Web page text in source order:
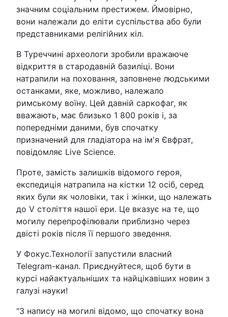
значним соціальним престижем. Ймовірно,
вони належали до еліти суспільства або були
представниками релігійних кіл.
В Туреччині археологи зробили вражаюче
відкриття в стародавній базиліці. Вони
натрапили на поховання, заповнене людськими
останками, яке, можливо, належало
римському воїну. Цей давній саркофаг, як
вважають, має близько 1 800 років і, за
попередніми даними, був спочатку
призначений для гладіатора на ім'я Євфрат,
повідомляє Live Science.
Проте, замість залишків відомого героя,
експедиція натрапила на кістки 12 осіб, серед
яких були як чоловіки, так і жінки, що належать
до V століття нашої ери. Це вказує на те, що
могилу перепрофілювали приблизно через
двісті років після її першого зведення.
У Фокус.Технології запустили власний
Telegram-канал. Приєднуйтеся, щоб бути в
курсі найактуальніших та найцікавіших новин з
галузі науки!
"З напису на могилі відомо, що спочатку вона